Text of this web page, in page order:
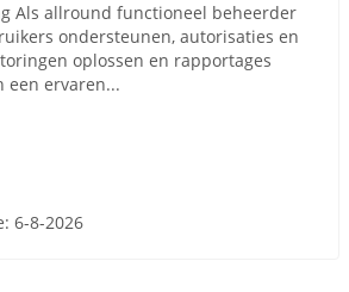
Als allround functioneel beheerder
ondersteunen, autorisaties en
oplossen en rapportages
een ervaren...
6-8-2026